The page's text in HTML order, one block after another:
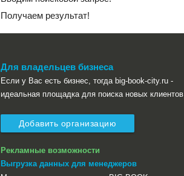
Получаем результат!
Для владельцев бизнеса
Если у Вас есть бизнес, тогда big-book-city.ru -
идеальная площадка для поиска новых клиентов
Добавить организацию
Рекламные возможности
Выгрузка данных для менеджеров